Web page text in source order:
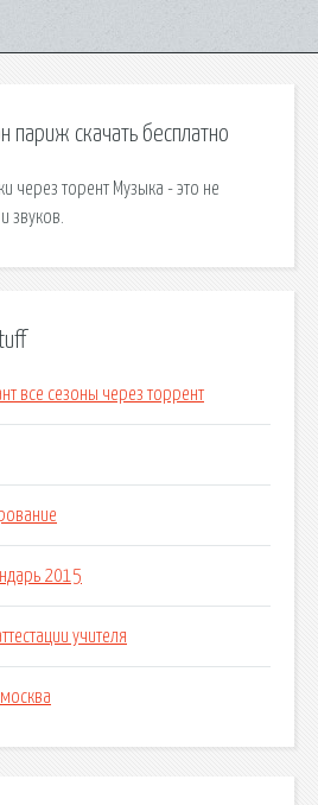
париж скачать бесплатно
через торент Музыка - это не
звуков.
все сезоны через торрент
2015
учителя